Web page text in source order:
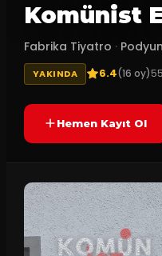
Komünist
Fabrika Tiyatro ·
YAKINDA 6.4(16 oy)55
Hemen Kayıt Ol